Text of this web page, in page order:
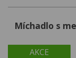
AKCE
Míchadlo s